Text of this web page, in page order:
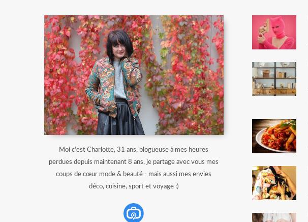
Moi c'est Charlotte, 31 ans, blogueuse à mes heures
perdues depuis maintenant 8 ans, je partage avec vous mes
coups de cœur mode & beauté - mais aussi mes envies
déco, cuisine, sport et voyage :)